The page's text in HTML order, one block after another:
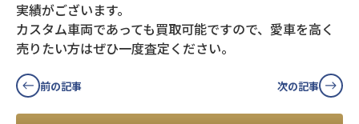
実績がございます。
カスタム車両であっても買取可能ですので、愛車を高く
売りたい方はぜひ一度査定ください。
前の記事 次の記事